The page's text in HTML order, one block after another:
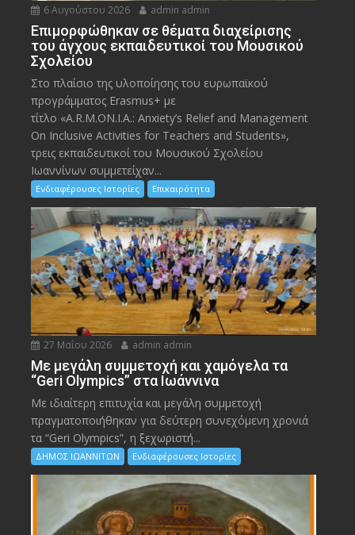
6 Αυγούστου 2026 admin admin
Eπιμορφώθηκαν σε θέματα διαχείρισης
του άγχους εκπαιδευτικοί του Μουσικού
Σχολείου
Στο πλαίσιο της υλοποίησης του ευρωπαϊκού
προγράμματος Erasmus+ με
τίτλο «A.R.M.ON.I.A.: Anxiety’s Relief and Management
On Inclusive Activities for Teachers and Students»,
τρεις εκπαιδευτικοί του Μουσικού Σχολείου
Ιωαννίνων συμμετείχαν...
Ενδιαφέρουσες Ιστορίες Επικαιρότητα
27 Μαΐου 2026 admin admin
Με μεγάλη συμμετοχή και χαμόγελα τα
“Geri Olympics” στα Ιωάννινα
Με ιδιαίτερη επιτυχία και μεγάλη συμμετοχή
πραγματοποιήθηκαν για δεύτερη συνεχόμενη χρονιά
τα “Geri Olympics”, η ξεχωριστή...
ΔΗΜΟΣ ΙΩΑΝΝΙΤΩΝ Ενδιαφέρουσες Ιστορίες